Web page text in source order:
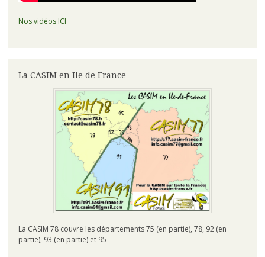
Nos vidéos ICI
La CASIM en Ile de France
La CASIM 78 couvre les départements 75 (en partie), 78, 92 (en
partie), 93 (en partie) et 95